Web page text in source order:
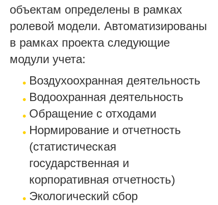
объектам определены в рамках
ролевой модели. Автоматизированы
в рамках проекта следующие
модули учета:
Воздухоохранная деятельность
Водоохранная деятельность
Обращение с отходами
Нормирование и отчетность
(статистическая
государственная и
корпоративная отчетность)
Экологический сбор